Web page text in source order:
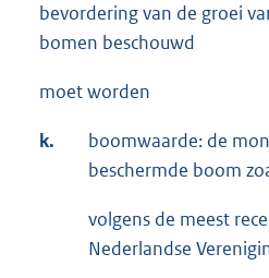
bevordering van de groei
bomen beschouwd
moet worden
k.
boomwaarde: de
beschermde boom
volgens de meest
Nederlandse